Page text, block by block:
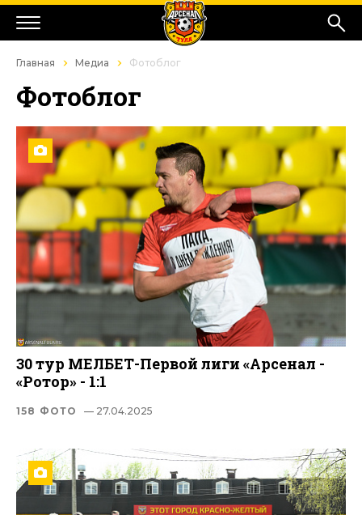
Главная Медиа Фотоблог
Фотоблог
30 тур МЕЛБЕТ-Первой лиги «Арсенал -
«Ротор» - 1:1
158 ФОТО — 27.04.2025